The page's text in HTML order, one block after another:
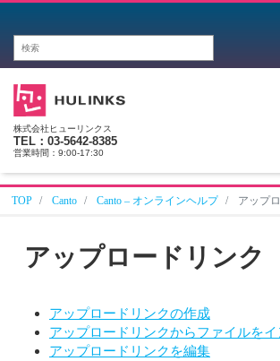
株式会社ヒューリンクス
TEL：03-5642-8385
営業時間：9:00-17:30
TOP Canto Canto – オンラインヘルプ アップ
アップロードリンク
アップロードリンクの作成
アップロードリンクからファイルをイ
アップロードリンクを編集